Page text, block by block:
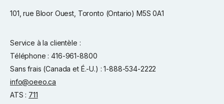
101, rue Bloor Ouest, Toronto (Ontario) M5S 0A1
Service à la clientèle :
Téléphone : 416-961-8800
Sans frais (Canada et É.-U.) : 1-888-534-2222
info@oeeo.ca
ATS : 711